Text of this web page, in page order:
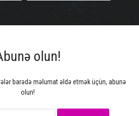
olun!
barədə məlumat əldə etmək üçün, abunə
olun!